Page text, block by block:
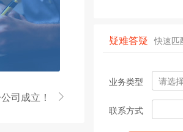
司成立！
疑难答疑 快速匹
业务类型 请选择
联系方式